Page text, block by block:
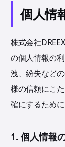
個人情
株式会社
の個人情報の
洩、紛失など
様の信頼にこ
確にするため
1. 個人情報